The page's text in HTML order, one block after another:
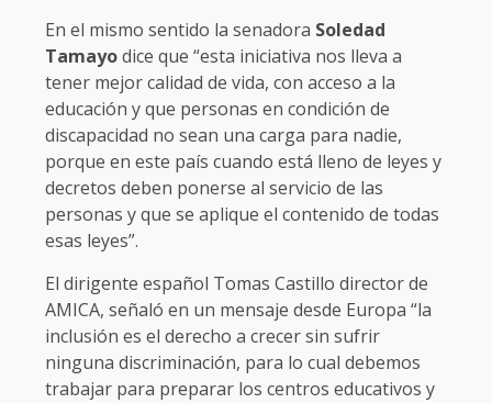
En el mismo sentido la senadora Soledad
Tamayodice que “esta iniciativa nos lleva a
tener mejor calidad de vida, con acceso a la
educación y que personas en condición de
discapacidad no sean una carga para nadie,
porque en este país cuando está lleno de leyes y
decretos deben ponerse al servicio de las
personas y que se aplique el contenido de todas
esas leyes”.
El dirigente español Tomas Castillo director de
AMICA, señaló en un mensaje desde Europa “la
inclusión es el derecho a crecer sin sufrir
ninguna discriminación, para lo cual debemos
trabajar para preparar los centros educativos y